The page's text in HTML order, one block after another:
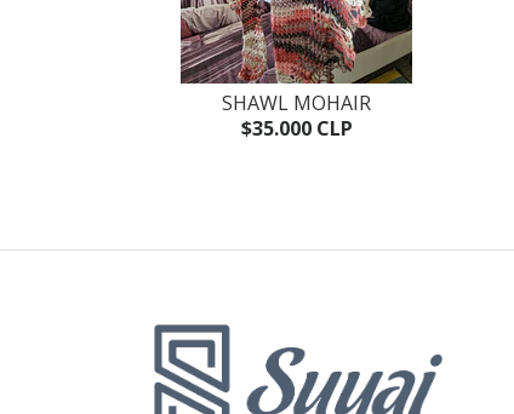
SHAWL MOHAIR
$35.000 CLP